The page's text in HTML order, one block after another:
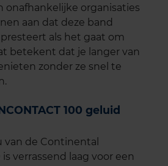
onafhankelijke organisaties
aan dat deze band
als het gaat om
betekent dat je langer van
zonder ze snel te
100 geluid
van de Continental
is verrassend laag voor een